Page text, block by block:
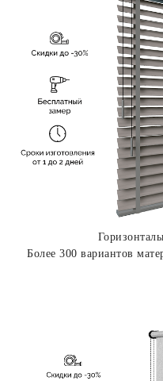
Более 300 вариантов